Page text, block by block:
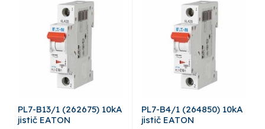
PL7-B13/1 (262675) 10kA
jistič EATON
PL7-B4/1 (264850) 10kA
jistič EATON